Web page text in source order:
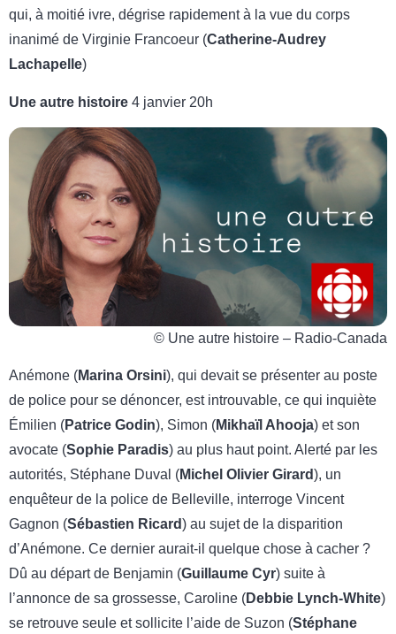
qui, à moitié ivre, dégrise rapidement à la vue du corps
inanimé de Virginie Francoeur (Catherine-Audrey
Lachapelle)
Une autre histoire 4 janvier 20h
© Une autre histoire – Radio-Canada
Anémone (Marina Orsini), qui devait se présenter au poste
de police pour se dénoncer, est introuvable, ce qui inquiète
Émilien (Patrice Godin), Simon (Mikhaïl Ahooja) et son
avocate (Sophie Paradis) au plus haut point. Alerté par les
autorités, Stéphane Duval (Michel Olivier Girard), un
enquêteur de la police de Belleville, interroge Vincent
Gagnon (Sébastien Ricard) au sujet de la disparition
d’Anémone. Ce dernier aurait-il quelque chose à cacher ?
Dû au départ de Benjamin (Guillaume Cyr) suite à
l’annonce de sa grossesse, Caroline (Debbie Lynch-White)
se retrouve seule et sollicite l’aide de Suzon (Stéphane